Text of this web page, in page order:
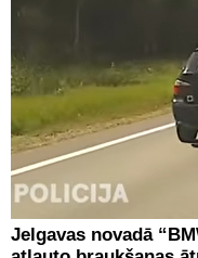
Jelgavas novadā